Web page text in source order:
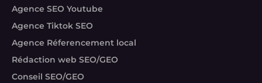
Agence SEO Youtube
Agence Tiktok SEO
Agence Réferencement local
Rédaction web SEO/GEO
Conseil SEO/GEO